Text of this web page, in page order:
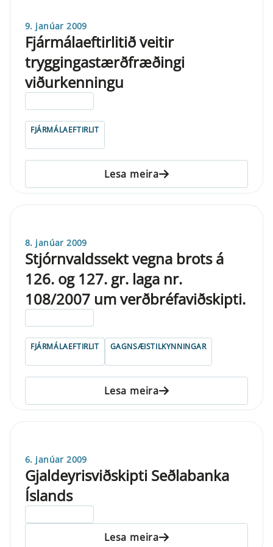
9. janúar 2009
Fjármálaeftirlitið veitir
tryggingastærðfræðingi
viðurkenningu
FJÁRMÁLAEFTIRLIT
Lesa meira
8. janúar 2009
Stjórnvaldssekt vegna brots á
126. og 127. gr. laga nr.
108/2007 um verðbréfaviðskipti.
FJÁRMÁLAEFTIRLIT GAGNSÆISTILKYNNINGAR
Lesa meira
6. janúar 2009
Gjaldeyrisviðskipti Seðlabanka
Íslands
Lesa meira